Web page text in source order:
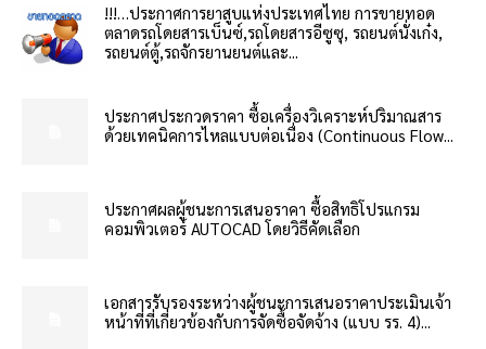
!!!…ประกาศการยาสูบแห่งประเทศไทย การขายทอด
ตลาดรถโดยสารเบ็นซ์,รถโดยสารอีซูซุ, รถยนต์นั่งเก๋ง,
รถยนต์ตู้,รถจักรยานยนต์และ...
ประกาศประกวดราคา ซื้อเครื่องวิเคราะห์ปริมาณสาร
ด้วยเทคนิคการไหลแบบต่อเนื่อง (Continuous Flow...
ประกาศผลผู้ชนะการเสนอราคา ซื้อสิทธิโปรแกรม
คอมพิวเตอร์ AUTOCAD โดยวิธีคัดเลือก
เอกสารรับรองระหว่างผู้ชนะการเสนอราคาประเมินเจ้า
หน้าที่ที่เกี่ยวข้องกับการจัดซื้อจัดจ้าง (แบบ รร. 4)...